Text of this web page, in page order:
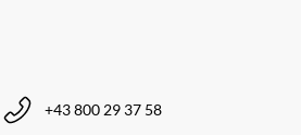
+43 800 29 37 58